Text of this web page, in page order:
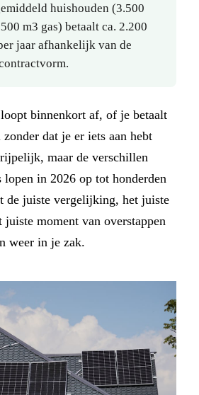
huishouden (3.500
m3 gas) betaalt ca. 2.200
jaar afhankelijk van de
binnenkort af, of je betaalt
dat je er iets aan hebt
maar de verschillen
lopen in 2026 op tot honderden
de juiste vergelijking, het juiste
juiste moment van overstappen
weer in je zak.